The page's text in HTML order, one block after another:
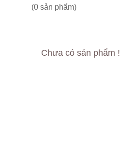
(0 sản phẩm)
Chưa có sản phẩm !